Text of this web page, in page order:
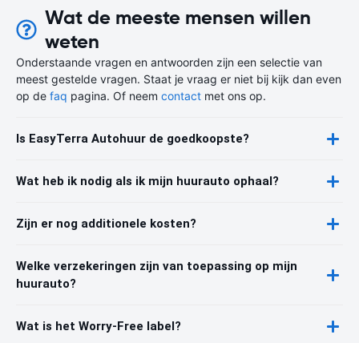
Wat de meeste mensen willen
weten
Onderstaande vragen en antwoorden zijn een selectie van
meest gestelde vragen. Staat je vraag er niet bij kijk dan even
op de faq pagina. Of neem contact met ons op.
Is EasyTerra Autohuur de goedkoopste?
Wat heb ik nodig als ik mijn huurauto ophaal?
Zijn er nog additionele kosten?
Welke verzekeringen zijn van toepassing op mijn
huurauto?
Wat is het Worry-Free label?